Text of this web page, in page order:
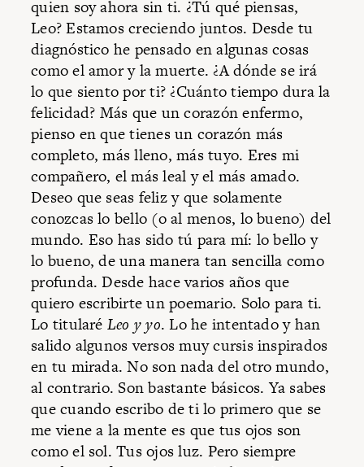
quien soy ahora sin ti. ¿Tú qué piensas,
Leo? Estamos creciendo juntos. Desde tu
diagnóstico he pensado en algunas cosas
como el amor y la muerte. ¿A dónde se irá
lo que siento por ti? ¿Cuánto tiempo dura la
felicidad? Más que un corazón enfermo,
pienso en que tienes un corazón más
completo, más lleno, más tuyo. Eres mi
compañero, el más leal y el más amado.
Deseo que seas feliz y que solamente
conozcas lo bello (o al menos, lo bueno) del
mundo. Eso has sido tú para mí: lo bello y
lo bueno, de una manera tan sencilla como
profunda. Desde hace varios años que
quiero escribirte un poemario. Solo para ti.
Lo titularé Leo y yo. Lo he intentado y han
salido algunos versos muy cursis inspirados
en tu mirada. No son nada del otro mundo,
al contrario. Son bastante básicos. Ya sabes
que cuando escribo de ti lo primero que se
me viene a la mente es que tus ojos son
como el sol. Tus ojos luz. Pero siempre